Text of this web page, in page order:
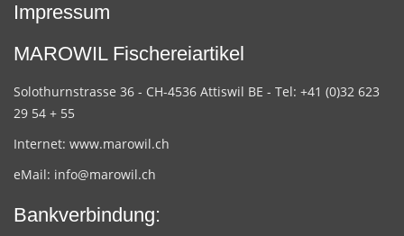
Impressum
MAROWIL Fischereiartikel
Solothurnstrasse 36 - CH-4536 Attiswil BE - Tel: +41 (0)32 623
29 54 + 55
Internet: www.marowil.ch
eMail: info@marowil.ch
Bankverbindung: